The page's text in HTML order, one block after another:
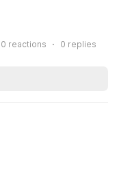
0 reactions 0 replies